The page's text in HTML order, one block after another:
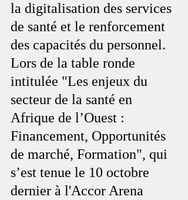
la digitalisation des services
de santé et le renforcement
des capacités du personnel.
Lors de la table ronde
intitulée "Les enjeux du
secteur de la santé en
Afrique de l’Ouest :
Financement, Opportunités
de marché, Formation", qui
s’est tenue le 10 octobre
dernier à l'Accor Arena